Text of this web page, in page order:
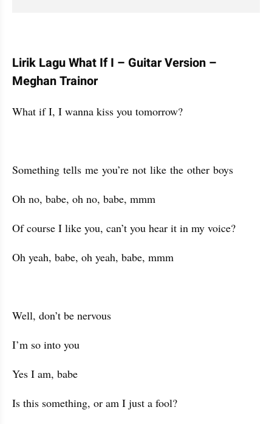
Lirik Lagu What If I – Guitar Version –
Meghan Trainor
What if I, I wanna kiss you tomorrow?
Something tells me you’re not like the other boys
Oh no, babe, oh no, babe, mmm
Of course I like you, can’t you hear it in my voice?
Oh yeah, babe, oh yeah, babe, mmm
Well, don’t be nervous
I’m so into you
Yes I am, babe
Is this something, or am I just a fool?